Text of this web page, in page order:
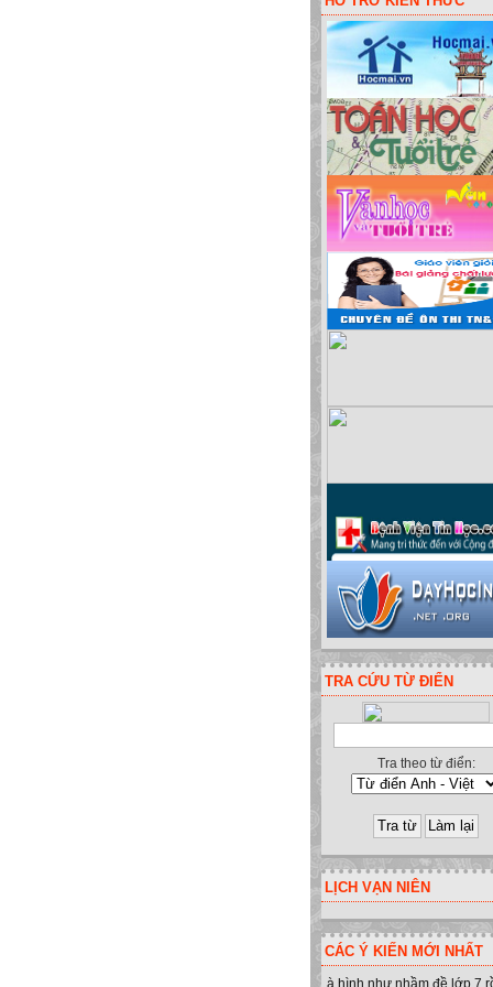
TRA CỨU TỪ ĐIỂN
Tra theo từ điển:
LỊCH VẠN NIÊN
CÁC Ý KIẾN MỚI NHẤT
à hình như nhầm đề lớp 7